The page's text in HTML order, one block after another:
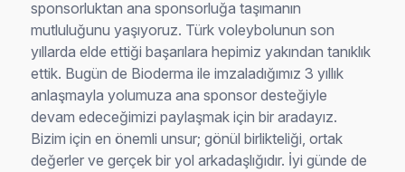
sponsorluktan ana sponsorluğa taşımanın
mutluluğunu yaşıyoruz. Türk voleybolunun son
yıllarda elde ettiği başarılara hepimiz yakından tanıklık
ettik. Bugün de Bioderma ile imzaladığımız 3 yıllık
anlaşmayla yolumuza ana sponsor desteğiyle
devam edeceğimizi paylaşmak için bir aradayız.
Bizim için en önemli unsur; gönül birlikteliği, ortak
değerler ve gerçek bir yol arkadaşlığıdır. İyi günde de